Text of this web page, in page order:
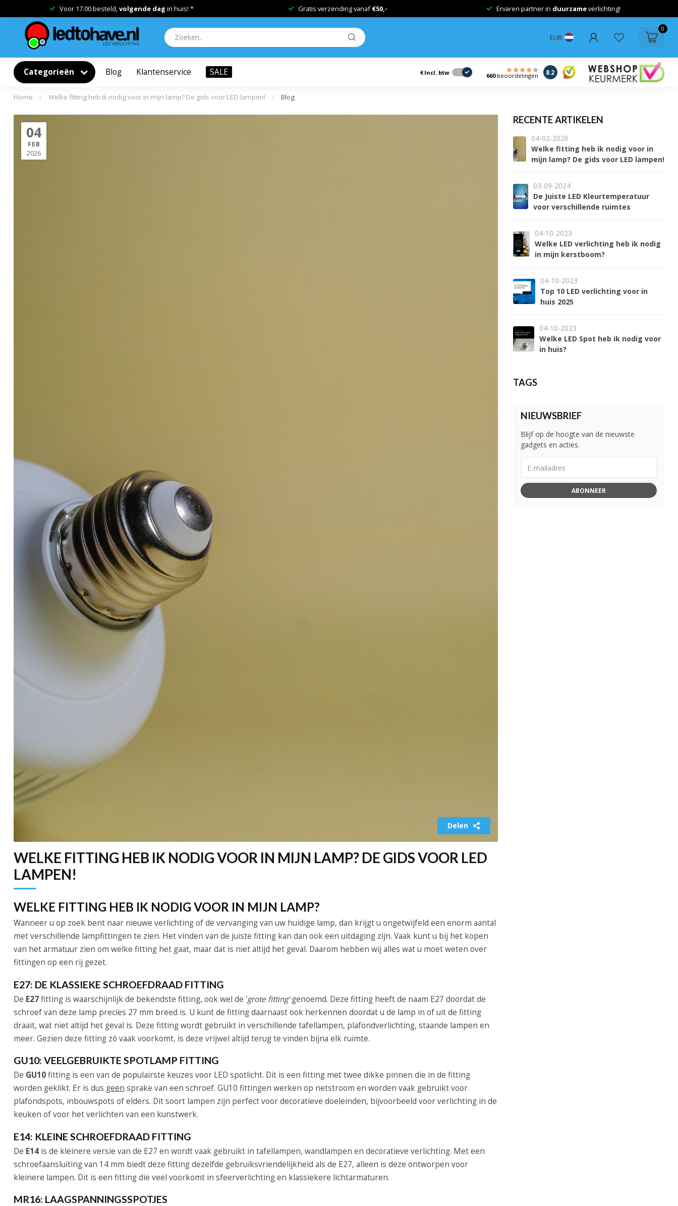
Gratis verzending vanaf€50,- Ervaren partner induurzameverlichting! Advies op maat voor dejuisteverlichting!
EUR
0
Categorieën Blog Klantenservice SALE € Incl. btw 660beoordelingen 8.2
Home / Welke fitting heb ik nodig voor in mijn lamp? De gids voor LED lampen! / Blog
04
FEB
2026
Delen
WELKE FITTING HEB IK NODIG VOOR IN MIJN LAMP? DE GIDS VOOR LED
LAMPEN!
WELKE FITTING HEB IK NODIG VOOR IN MIJN LAMP?
Wanneer u op zoek bent naar nieuwe verlichting of de vervanging van uw huidige lamp, dan krijgt u ongetwijfeld een enorm aantal
met verschillende lampfittingen te zien. Het vinden van de juiste fitting kan dan ook een uitdaging zijn. Vaak kunt u bij het kopen
van het armatuur zien om welke fitting het gaat, maar dat is niet altijd het geval. Daarom hebben wij alles wat u moet weten over
fittingen op een rij gezet.
E27: DE KLASSIEKE SCHROEFDRAAD FITTING
De E27fitting is waarschijnlijk de bekendste fitting, ook wel de 'grote fitting'genoemd. Deze fitting heeft de naam E27 doordat de
schroef van deze lamp precies 27 mm breed is. U kunt de fitting daarnaast ook herkennen doordat u de lamp in of uit de fitting
draait, wat niet altijd het geval is. Deze fitting wordt gebruikt in verschillende tafellampen, plafondverlichting, staande lampen en
meer. Gezien deze fitting zó vaak voorkomt, is deze vrijwel altijd terug te vinden bijna elk ruimte.
GU10: VEELGEBRUIKTE SPOTLAMP FITTING
De GU10fitting is een van de populairste keuzes voor LED spotlicht. Dit is een fitting met twee dikke pinnen die in de fitting
worden geklikt. Er is dus geen sprake van een schroef. GU10 fittingen werken op netstroom en worden vaak gebruikt voor
plafondspots, inbouwspots of elders. Dit soort lampen zijn perfect voor decoratieve doeleinden, bijvoorbeeld voor verlichting in de
keuken of voor het verlichten van een kunstwerk.
E14: KLEINE SCHROEFDRAAD FITTING
De E14 is de kleinere versie van de E27 en wordt vaak gebruikt in tafellampen, wandlampen en decoratieve verlichting. Met een
schroefaansluiting van 14 mm biedt deze fitting dezelfde gebruiksvriendelijkheid als de E27, alleen is deze ontworpen voor
kleinere lampen. Dit is een fitting die veel voorkomt in sfeerverlichting en klassiekere lichtarmaturen.
MR16: LAAGSPANNINGSSPOTJES
RECENTE ARTIKELEN
04-02-2026
Welke fitting heb ik nodig voor in
mijn lamp? De gids voor LED lampen!
03-09-2024
De Juiste LED Kleurtemperatuur
voor verschillende ruimtes
04-10-2023
Welke LED verlichting heb ik nodig
in mijn kerstboom?
04-10-2023
Top 10 LED verlichting voor in
huis 2025
04-10-2023
Welke LED Spot heb ik nodig voor
in huis?
TAGS
NIEUWSBRIEF
Blijf op de hoogte van de nieuwste
gadgets en acties.
ABONNEER